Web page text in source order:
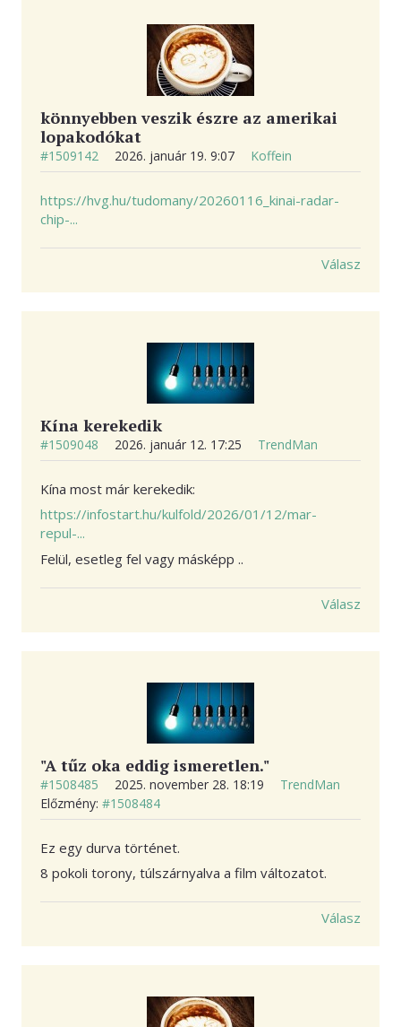
könnyebben veszik észre az amerikai
lopakodókat
#1509142 2026. január 19. 9:07 Koffein
https://hvg.hu/tudomany/20260116_kinai-radar-
chip-...
Válasz
Kína kerekedik
#1509048 2026. január 12. 17:25 TrendMan
Kína most már kerekedik:
https://infostart.hu/kulfold/2026/01/12/mar-
repul-...
Felül, esetleg fel vagy másképp ..
Válasz
"A tűz oka eddig ismeretlen."
#1508485 2025. november 28. 18:19
TrendMan
Előzmény: #1508484
Ez egy durva történet.
8 pokoli torony, túlszárnyalva a film változatot.
Válasz